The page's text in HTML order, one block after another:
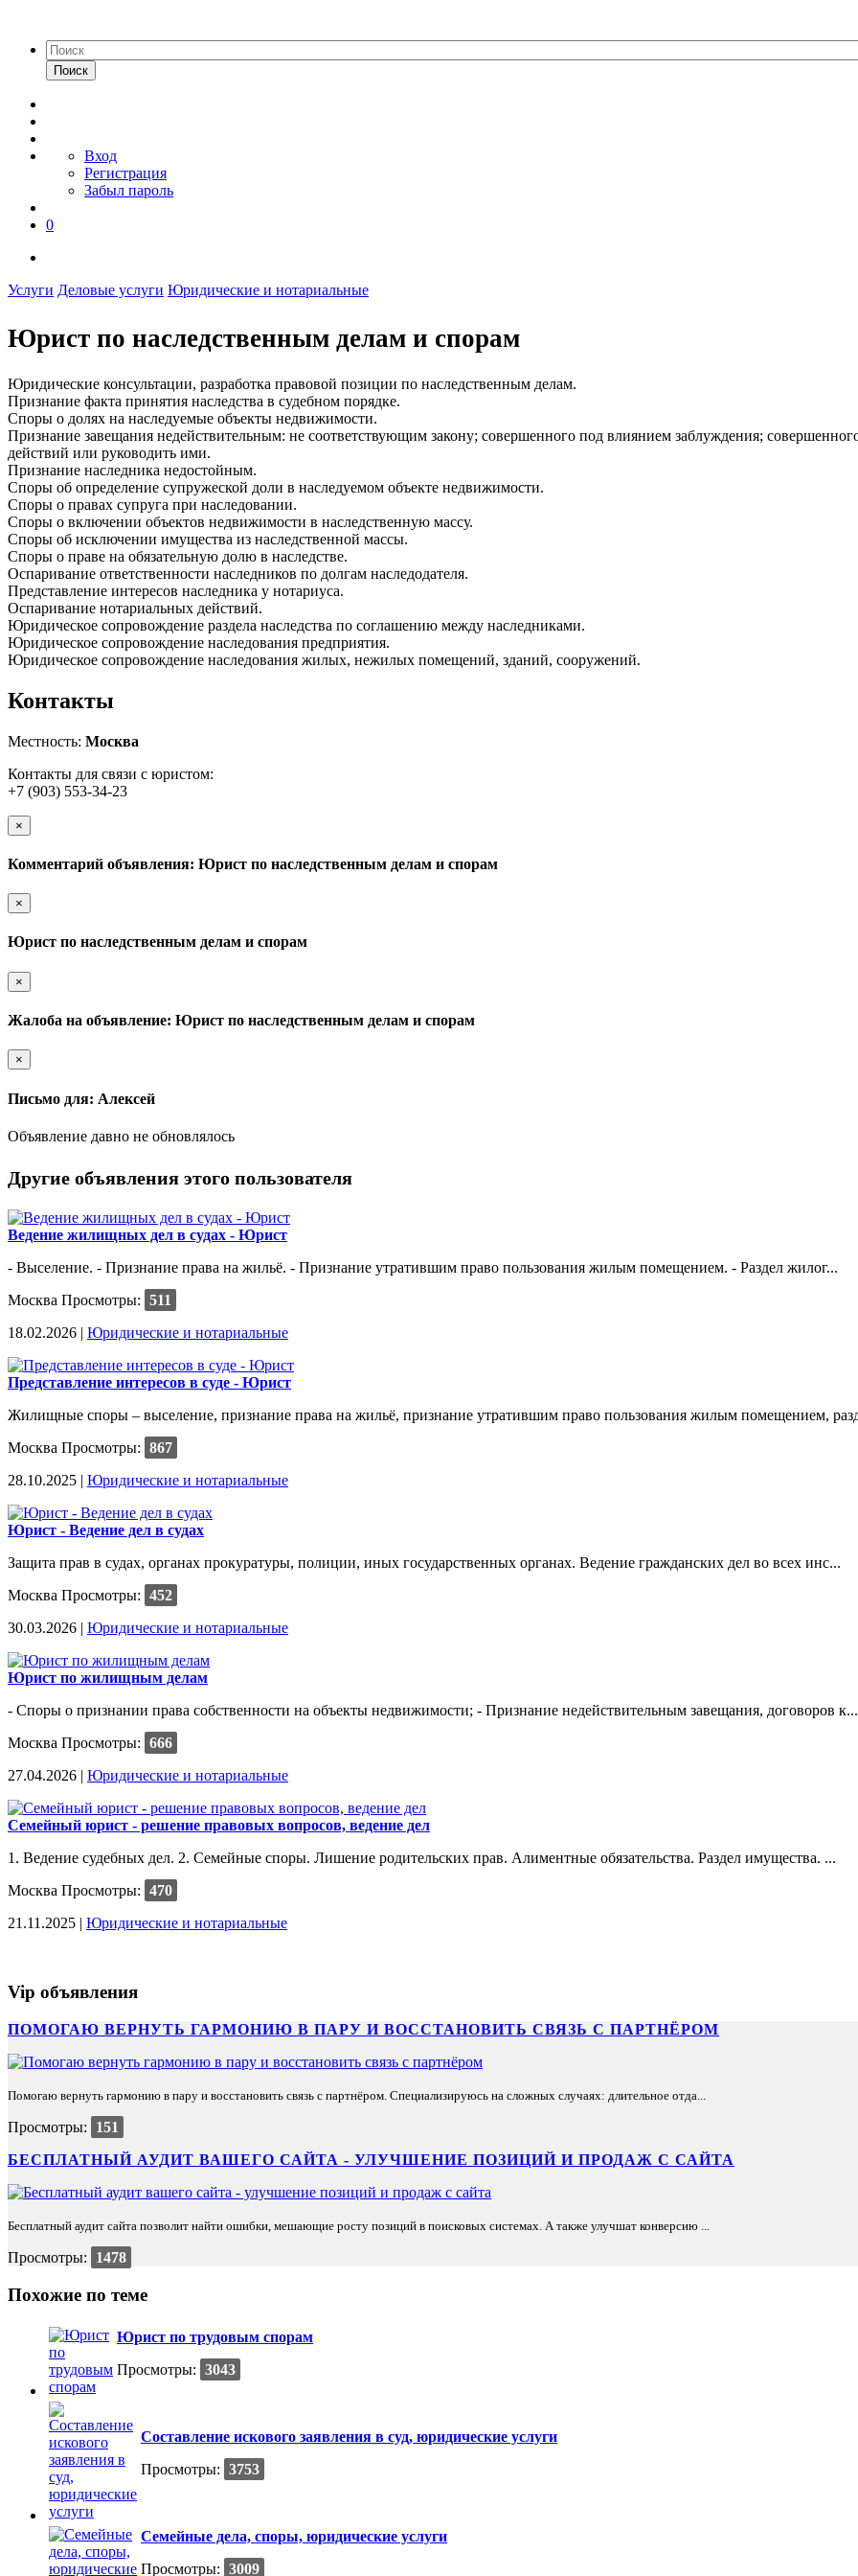
Поиск
Вход
Регистрация
Забыл пароль
0
Услуги Деловые услуги Юридические и нотариальные
Юрист по наследственным делам и спорам
Юридические консультации, разработка правовой позиции по наследственным делам.
Признание факта принятия наследства в судебном порядке.
Споры о долях на наследуемые объекты недвижимости.
Признание завещания недействительным: не соответствующим закону; совершенного под влиянием заблуждения;
действий или руководить ими.
Признание наследника недостойным.
Споры об определение супружеской доли в наследуемом объекте недвижимости.
Споры о правах супруга при наследовании.
Споры о включении объектов недвижимости в наследственную массу.
Споры об исключении имущества из наследственной массы.
Споры о праве на обязательную долю в наследстве.
Оспаривание ответственности наследников по долгам наследодателя.
Представление интересов наследника у нотариуса.
Оспаривание нотариальных действий.
Юридическое сопровождение раздела наследства по соглашению между наследниками.
Юридическое сопровождение наследования предприятия.
Юридическое сопровождение наследования жилых, нежилых помещений, зданий, сооружений.
Контакты
Местность: Москва
Контакты для связи с юристом:
+7 (903) 553-34-23
×
Комментарий объявления: Юрист по наследственным делам и спорам
×
Юрист по наследственным делам и спорам
×
Жалоба на объявление: Юрист по наследственным делам и спорам
×
Письмо для: Алексей
Объявление давно не обновлялось
Другие объявления этого пользователя
Ведение жилищных дел в судах - Юрист
- Выселение. - Признание права на жильё. - Признание утратившим право пользования жилым помещением. - Раздел жилог...
Москва Просмотры: 511
18.02.2026 | Юридические и нотариальные
Представление интересов в суде - Юрист
Жилищные споры – выселение, признание права на жильё, признание утратившим право пользования жилым помещением,
Москва Просмотры: 867
28.10.2025 | Юридические и нотариальные
Юрист - Ведение дел в судах
Защита прав в судах, органах прокуратуры, полиции, иных государственных органах. Ведение гражданских дел во всех инс...
Москва Просмотры: 452
30.03.2026 | Юридические и нотариальные
Юрист по жилищным делам
- Споры о признании права собственности на объекты недвижимости; - Признание недействительным завещания, договоров к...
Москва Просмотры: 666
27.04.2026 | Юридические и нотариальные
Семейный юрист - решение правовых вопросов, ведение дел
1. Ведение судебных дел. 2. Семейные споры. Лишение родительских прав. Алиментные обязательства. Раздел имущества. ...
Москва Просмотры: 470
21.11.2025 | Юридические и нотариальные
Vip объявления
ПОМОГАЮ ВЕРНУТЬ ГАРМОНИЮ В ПАРУ И ВОССТАНОВИТЬ СВЯЗЬ С ПАРТНЁРОМ
Помогаю вернуть гармонию в пару и восстановить связь с партнёром. Специализируюсь на сложных случаях: длительное отда...
Просмотры:
151
БЕСПЛАТНЫЙ АУДИТ ВАШЕГО САЙТА - УЛУЧШЕНИЕ ПОЗИЦИЙ И ПРОДАЖ С САЙТА
Бесплатный аудит сайта позволит найти ошибки, мешающие росту позиций в поисковых системах. А также улучшат конверсию ...
Просмотры: 1478
Похожие по теме
Юрист по трудовым спорам
Просмотры: 3043
Составление искового заявления в суд, юридические услуги
Просмотры: 3753
Семейные дела, споры, юридические услуги
Просмотры: 3009